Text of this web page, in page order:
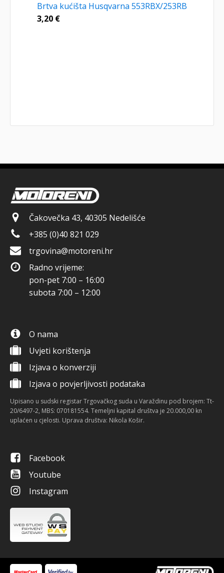
Brtva kućišta Husqvarna 553RBX/253RB
3,20 €
Čakovečka 43, 40305 Nedelišće
+385 (0)40 821 029
trgovina@motoreni.hr
Radno vrijeme:
pon-pet 7:00 – 16:00
subota 7:00 – 12:00
O nama
Uvjeti korištenja
Izjava o konverziji
Izjava o povjerljivosti podataka
Upisano u sudski registar Trgovačkog suda u Varaždinu pod brojem: Tt-
20/6497-2, MBS: 070181554. Temeljni kapital društva je 20.000,00 kn
uplaćen u cjelosti. Uprava društva: Nikola Košir.
Facebook
Youtube
Instagram